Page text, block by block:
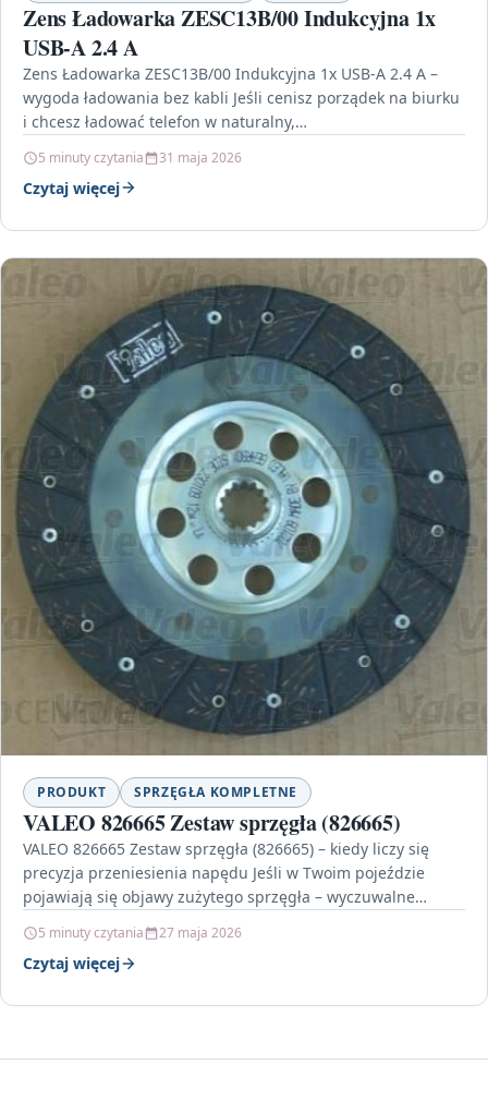
Zens Ładowarka ZESC13B/00 Indukcyjna 1x
USB-A 2.4 A
Zens Ładowarka ZESC13B/00 Indukcyjna 1x USB-A 2.4 A –
wygoda ładowania bez kabli Jeśli cenisz porządek na biurku
i chcesz ładować telefon w naturalny,…
5 minuty czytania 31 maja 2026
Czytaj więcej
PRODUKT SPRZĘGŁA KOMPLETNE
VALEO 826665 Zestaw sprzęgła (826665)
VALEO 826665 Zestaw sprzęgła (826665) – kiedy liczy się
precyzja przeniesienia napędu Jeśli w Twoim pojeździe
pojawiają się objawy zużytego sprzęgła – wyczuwalne
5 minuty czytania 27 maja 2026
Czytaj więcej